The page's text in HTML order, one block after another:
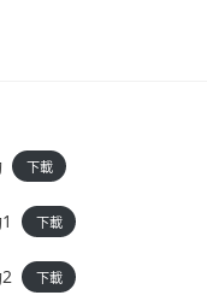
下載
下載
下載